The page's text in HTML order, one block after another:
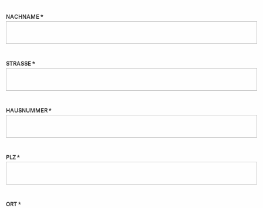
NACHNAME *
STRASSE *
HAUSNUMMER *
PLZ *
ORT *